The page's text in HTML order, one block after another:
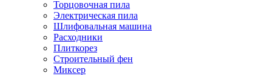
Торцовочная пила
Электрическая пила
Шлифовальная машина
Расходники
Плиткорез
Строительный фен
Миксер